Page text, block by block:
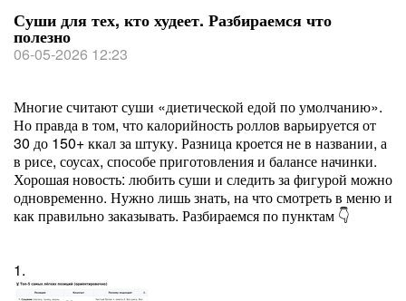
Суши для тех, кто худеет. Разбираемся что
полезно
06-05-2026 12:23
Многие считают суши «диетической едой по умолчанию».
Но правда в том, что калорийность роллов варьируется от
30 до 150+ ккал за штуку. Разница кроется не в названии, а
в рисе, соусах, способе приготовления и балансе начинки.
Хорошая новость: любить суши и следить за фигурой можно
одновременно. Нужно лишь знать, на что смотреть в меню и
как правильно заказывать. Разбираемся по пунктам 👇
1.